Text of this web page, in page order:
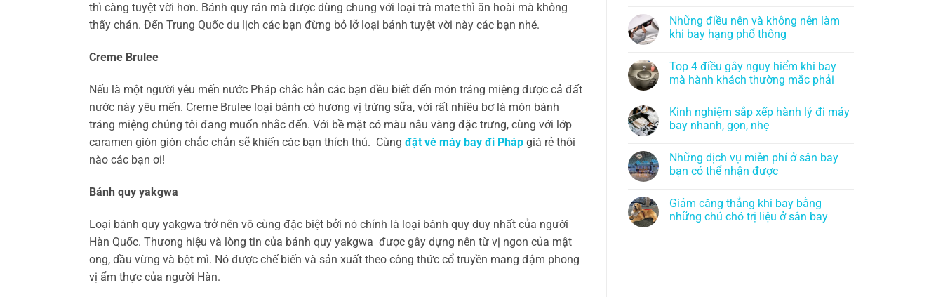
thì càng tuyệt vời hơn. Bánh quy rán mà được dùng chung với loại trà mate thì ăn hoài mà không
thấy chán. Đến Trung Quốc du lịch các bạn đừng bỏ lỡ loại bánh tuyệt vời này các bạn nhé.
Creme Brulee
Nếu là một người yêu mến nước Pháp chắc hẳn các bạn đều biết đến món tráng miệng được cả đất
nước này yêu mến. Creme Brulee loại bánh có hương vị trứng sữa, với rất nhiều bơ là món bánh
tráng miệng chúng tôi đang muốn nhắc đến. Với bề mặt có màu nâu vàng đặc trưng, cùng với lớp
caramen giòn giòn chắc chắn sẽ khiến các bạn thích thú. Cùng đặt vé máy bay đi Pháp giá rẻ thôi
nào các bạn ơi!
Bánh quy yakgwa
Loại bánh quy yakgwa trở nên vô cùng đặc biệt bởi nó chính là loại bánh quy duy nhất của người
Hàn Quốc. Thương hiệu và lòng tin của bánh quy yakgwa được gây dựng nên từ vị ngon của mật
ong, dầu vừng và bột mì. Nó được chế biến và sản xuất theo công thức cổ truyền mang đậm phong
vị ẩm thực của người Hàn.
Những điều nên và không nên làm
khi bay hạng phổ thông
Top 4 điều gây nguy hiểm khi bay
mà hành khách thường mắc phải
Kinh nghiệm sắp xếp hành lý đi máy
bay nhanh, gọn, nhẹ
Những dịch vụ miễn phí ở sân bay
bạn có thể nhận được
Giảm căng thẳng khi bay bằng
những chú chó trị liệu ở sân bay